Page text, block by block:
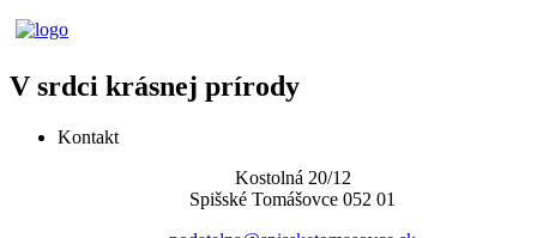
V srdci krásnej prírody
Kontakt
Kostolná 20/12
Spišské Tomášovce 052 01